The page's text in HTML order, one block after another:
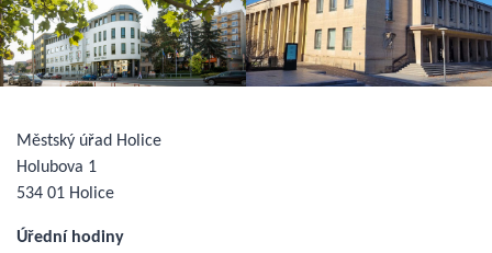
Městský úřad Holice
Holubova 1
534 01 Holice
Úřední hodiny